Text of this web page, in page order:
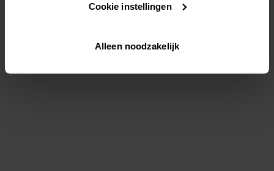
Lees hier meer over in onsprivacybeleid
Via "Cookie instellingen" kun je ook zelf instellen welke
Cookie instellingen
Alleen noodzakelijk